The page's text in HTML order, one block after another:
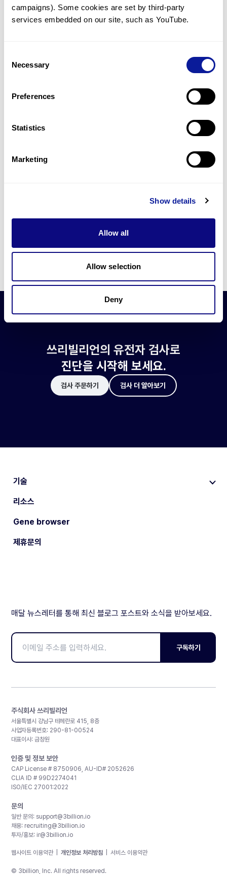
campaigns). Some cookies are set by third-party
services embedded on our site, such as YouTube.
Selection
Necessary
Preferences
Statistics
Marketing
Show details
Allow all
Allow selection
Deny
문의하기
미진단된 경우에 재분석을 통해 후속 케어를 받을 수 있습니다.
최신 유전학 정보 제공
블로그와 뉴스레터를 통해 최신 유전학 정보를 제공해 드립니다.
쓰리빌리언은 유전자 진단에 필요한 여러 기술의 개발과 도입에 힘쓰고 있습니
더 정확한 변이 해석과 높은 진단율을 위한 쓰리빌리언의 기술에 대해 알아보
쓰리빌리언의 유전자 검사로
진단을 시작해 보세요.
검사 주문하기 검사 더 알아보기
기술
리소스
Gene browser
제휴문의
매달 뉴스레터를 통해 최신 블로그 포스트와 소식을 받아보세요.
구독하기
주식회사 쓰리빌리언
서울특별시 강남구 테헤란로 415, 8층
사업자등록번호: 290-81-00524
대표이사: 금창원
인증 및 정보 보안
CAP License # 8750906, AU-ID# 2052626
CLIA ID # 99D2274041
ISO/IEC 27001:2022
문의
일반 문의: support@3billion.io
채용: recruiting@3billion.io
투자/홍보: ir@3billion.io
웹사이트 이용약관 개인정보 처리방침 서비스 이용약관
© 3billion, Inc. All rights reserved.